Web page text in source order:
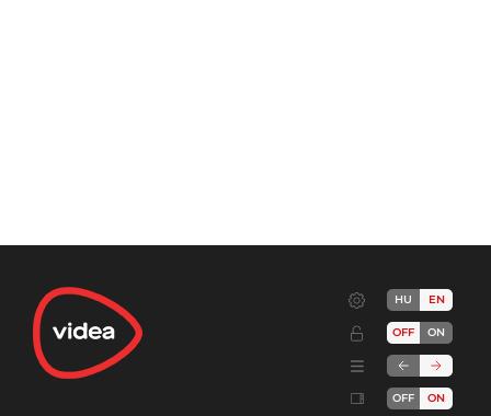
HU EN
OFF ON
OFF ON